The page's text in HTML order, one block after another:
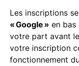
Les inscriptions
« Google » en bas
votre part avant le
votre inscription
fonctionnement